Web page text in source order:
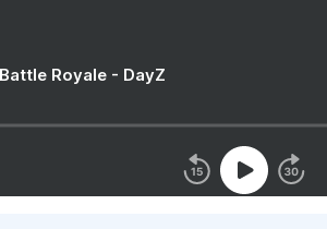
Royale - DayZ